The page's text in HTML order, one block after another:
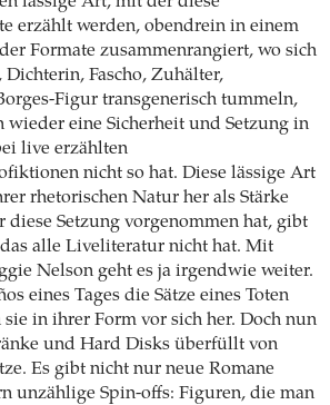
erzählt werden, obendrein in einem
Formate zusammenrangiert, wo sich
Dichterin, Fascho, Zuhälter,
Figur transgenerisch tummeln,
eine Sicherheit und Setzung in
live erzählten
nicht so hat. Diese lässige Art
rhetorischen Natur her als Stärke
diese Setzung vorgenommen hat, gibt
alle Liveliteratur nicht hat. Mit
Nelson geht es ja irgendwie weiter.
eines Tages die Sätze eines Toten
in ihrer Form vor sich her. Doch nun
und Hard Disks überfüllt von
Es gibt nicht nur neue Romane
unzählige Spin-offs: Figuren, die man